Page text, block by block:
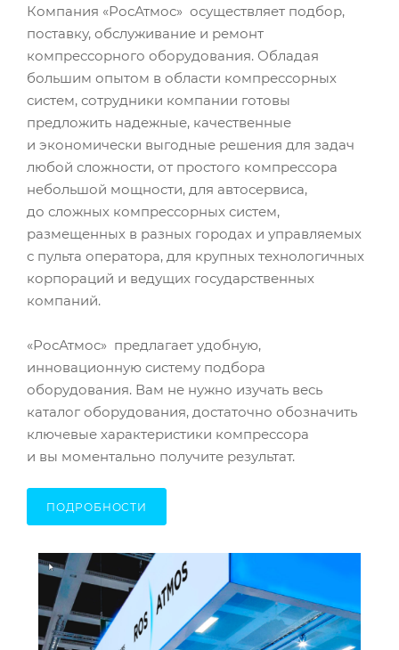
Компания «РосАтмос» осуществляет подбор,
поставку, обслуживание и ремонт
компрессорного оборудования. Обладая
большим опытом в области компрессорных
систем, сотрудники компании готовы
предложить надежные, качественные
и экономически выгодные решения для задач
любой сложности, от простого компрессора
небольшой мощности, для автосервиса,
до сложных компрессорных систем,
размещенных в разных городах и управляемых
с пульта оператора, для крупных технологичных
корпораций и ведущих государственных
компаний.
«РосАтмос» предлагает удобную,
инновационную систему подбора
оборудования. Вам не нужно изучать весь
каталог оборудования, достаточно обозначить
ключевые характеристики компрессора
и вы моментально получите результат.
ПОДРОБНОСТИ